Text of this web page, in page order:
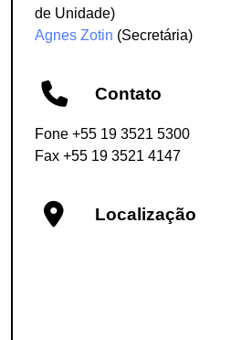
de Unidade)
Agnes Zotin (Secretária)
Contato
Fone +55 19 3521 5300
Fax +55 19 3521 4147
Localização